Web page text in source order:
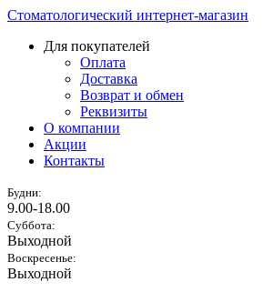
Стоматологический интернет-магазин
Для покупателей
Оплата
Доставка
Возврат и обмен
Реквизиты
О компании
Акции
Контакты
Будни:
9.00-18.00
Суббота:
Выходной
Воскресенье:
Выходной